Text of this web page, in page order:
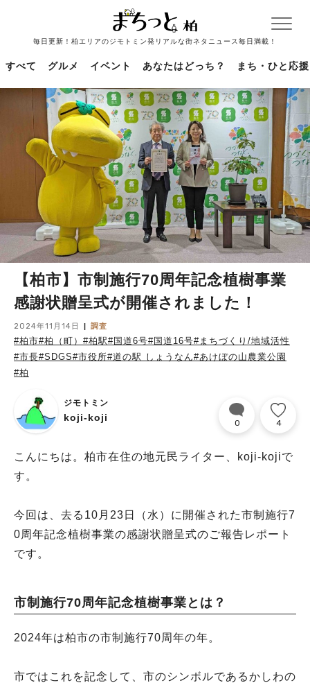
毎日更新！柏エリアのジモトミン発リアルな街ネタニュース毎日満載！
すべて グルメ イベント あなたはどっち？ まち・ひと応援
【柏市】市制施行70周年記念植樹事業
感謝状贈呈式が開催されました！
2024年11月14日 調査
#柏市#柏（町） #柏駅#国道6号#国道16号#まちづくり/地域活性
#市長#SDGS#市役所#道の駅 しょうなん#あけぼの山農業公園
#柏
ジモトミン
koji-koji 0 4
こんにちは。柏市在住の地元民ライター、koji-kojiで
す。
今回は、去る10月23日（水）に開催された市制施行7
0周年記念植樹事業の感謝状贈呈式のご報告レポート
です。
市制施行70周年記念植樹事業とは？
2024年は柏市の市制施行70周年の年。
市ではこれを記念して、市のシンボルであるかしわの